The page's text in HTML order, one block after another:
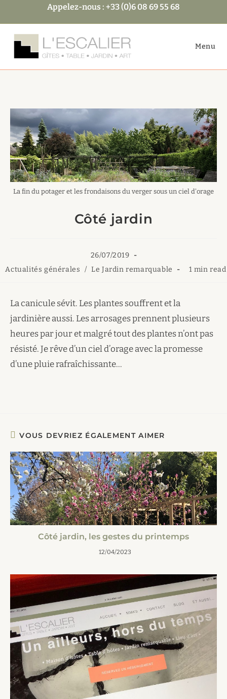
Appelez-nous : +33 (0)6 08 69 55 68
Menu
La fin du potager et les frondaisons du verger sous un ciel d'orage
Côté jardin
Publication
26/07/2019
Post
Actualités générales / Le Jardin remarquable
Temps
1 min read
La canicule sévit. Les plantes souffrent et la
jardinière aussi. Les arrosages prennent plusieurs
heures par jour et malgré tout des plantes n’ont pas
résisté. Je rêve d’un ciel d’orage avec la promesse
d’une pluie rafraîchissante…
VOUS DEVRIEZ ÉGALEMENT AIMER
Côté jardin, les gestes du printemps
12/04/2023